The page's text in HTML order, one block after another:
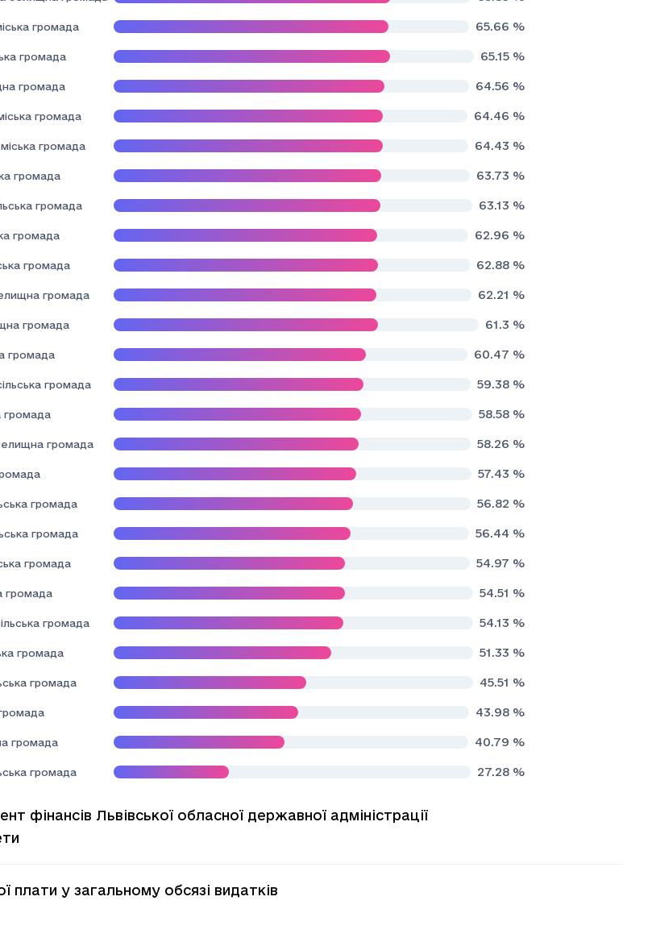
громада 65.66 %
громада 65.15 %
громада 64.56 %
громада 64.46 %
громада 64.43 %
громада 63.73 %
громада 63.13 %
громада 62.96 %
громада 62.88 %
громада 62.21 %
громада 61.3 %
громада 60.47 %
громада 59.38 %
громада 58.58 %
громада 58.26 %
57.43 %
громада 56.82 %
громада 56.44 %
громада 54.97 %
громада 54.51 %
громада 54.13 %
громада 51.33 %
громада 45.51 %
43.98 %
громада 40.79 %
громада 27.28 %
фінансів Львівської обласної державної адміністрації
плати у загальному обсязі видатків